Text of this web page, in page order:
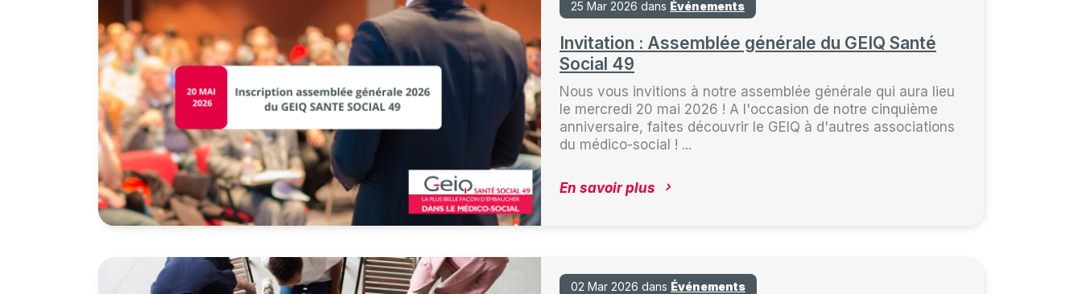
25 Mar 2026 dans Événements
Invitation : Assemblée générale du GEIQ Santé
Social 49
Nous vous invitions à notre assemblée générale qui aura lieu
le mercredi 20 mai 2026 ! A l'occasion de notre cinquième
anniversaire, faites découvrir le GEIQ à d'autres associations
du médico-social ! ...
En savoir plus
02 Mar 2026 dans Événements